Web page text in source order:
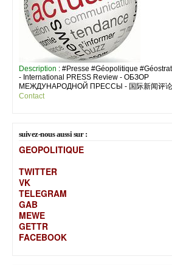
Description : #Presse #Géopolitique
- International PRESS Review - ОБЗОР
МЕЖДУНАРОДНОЙ ПРЕССЫ - 国际新闻评论
Contact
suivez-nous aussi sur :
GEOPOLITIQUE
TWITTER
VK
TELEGRAM
GAB
MEWE
GETTR
FACEBOOK